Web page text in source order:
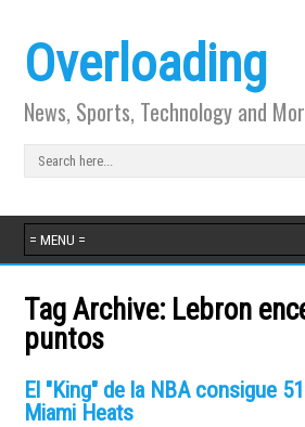
Overloading
News, Sports, Technology and
Tag Archive: Lebron
puntos
El "King" de la NBA consigue
Miami Heats